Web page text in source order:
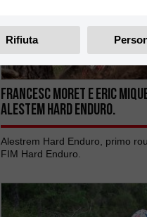
FRANCESC MORET E ERIC
ALESTEM HARD ENDURO.
Alestrem Hard Enduro, primo
FIM Hard Enduro.
Rifiuta